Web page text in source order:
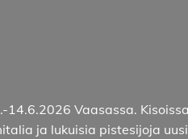
14.6.2026 Vaasassa.
ja lukuisia pistesijoja